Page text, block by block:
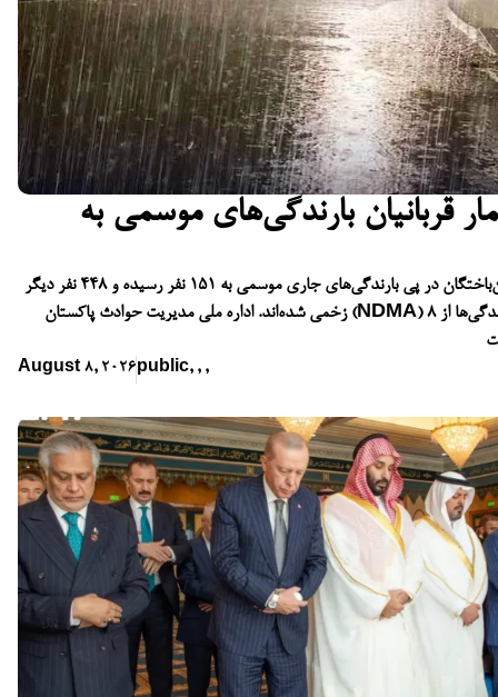
قربانیان بارندگی‌های موسمی به
در سراسر پاکستان، شمار جان‌باختگان در پی بارندگی‌های جاری موسمی به ۱۵۱ نفر رسیده و ۴۴۸ نفر دیگر
زخمی شده‌اند. اداره ملی مدیریت حوادث پاکستان (NDMA) با پیش‌بینی آغاز موج تازه بارندگی‌ها از ۸
August 8, 2026 public, , ,